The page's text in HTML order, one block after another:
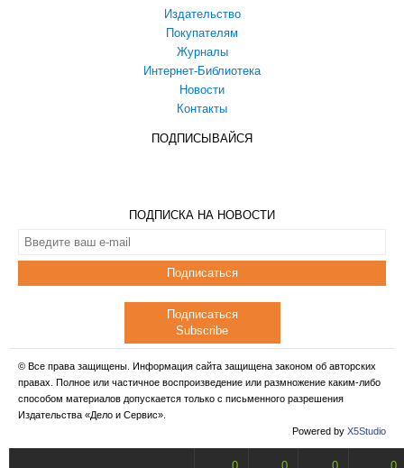
Издательство
Покупателям
Журналы
Интернет-Библиотека
Новости
Контакты
ПОДПИСЫВАЙСЯ
ПОДПИСКА НА НОВОСТИ
Подписаться
Подписаться
Subscribe
© Все права защищены. Информация сайта защищена законом об авторских
правах. Полное или частичное воспроизведение или размножение каким-либо
способом материалов допускается только с письменного разрешения
Издательства «Дело и Сервис».
Powered by X5Studio